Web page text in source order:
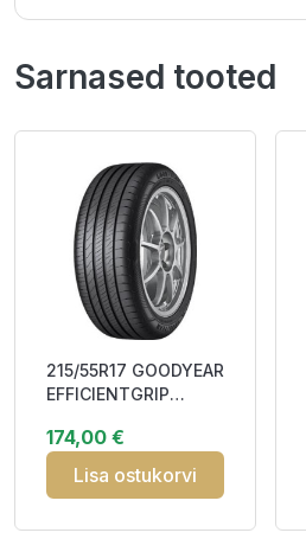
Sarnased tooted
215/55R17 GOODYEAR
EFFICIENTGRIP
98W XL BAB70
174,00 €
Lisa ostukorvi